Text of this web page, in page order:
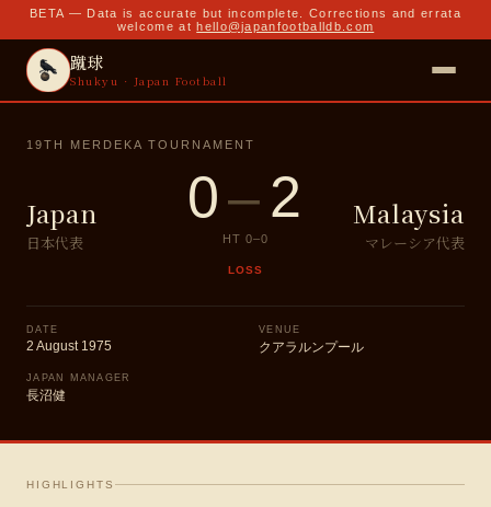
BETA — Data is accurate but incomplete. Corrections and errata
welcome at hello@japanfootballdb.com
蹴球
Shukyu · Japan Football
19TH MERDEKA TOURNAMENT
Japan
日本代表
0–2
HT 0–0
LOSS
Malaysia
マレーシア代表
DATE
2 August 1975
VENUE
クアラルンプール
JAPAN MANAGER
長沼健
HIGHLIGHTS